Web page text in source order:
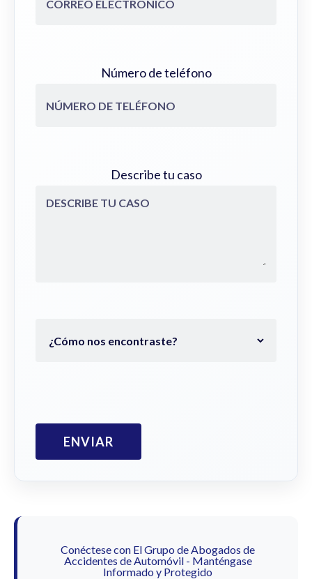
Número de teléfono
Describe tu caso
Conéctese con El Grupo de Abogados de
Accidentes de Automóvil - Manténgase
Informado y Protegido